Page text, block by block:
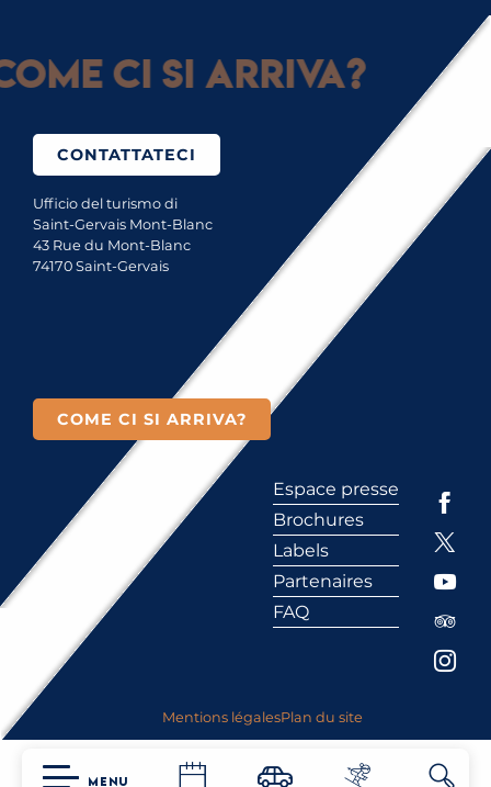
MENU
ci si arriva?
CONTATTATECI
Ufficio del turismo di
Saint-Gervais Mont-Blanc
43 Rue du Mont-Blanc
74170 Saint-Gervais
COME CI SI ARRIVA?
Espace presse
Brochures
Labels
Partenaires
FAQ
Mentions légalesPlan du site